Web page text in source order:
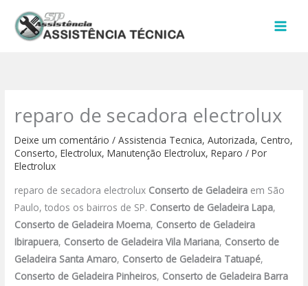
para
reparo de secadora electrolux
Deixe um comentário /Assistencia Tecnica,Autorizada,Centro,
Conserto,Electrolux,Manutenção Electrolux,Reparo / Por
Electrolux
reparo de secadora electrolux Conserto de Geladeira em São
Paulo, todos os bairros de SP. Conserto de Geladeira Lapa,
Conserto de Geladeira Moema, Conserto de Geladeira
Ibirapuera, Conserto de Geladeira Vila Mariana, Conserto de
Geladeira Santa Amaro, Conserto de Geladeira Tatuapé,
Conserto de Geladeira Pinheiros, Conserto de Geladeira Barra